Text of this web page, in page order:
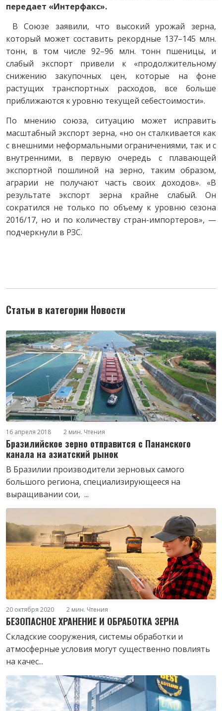
передает «Интерфакс».
В Союзе заявили, что высокий урожай зерна,
который может составить рекордные 137–145 млн.
тонн, в том числе 92–96 млн. тонн пшеницы, и
слабый экспорт привели к «продолжительному
снижению закупочных цен, которые на фоне
растущих транспортных расходов, все больше
приближаются к уровню текущей себестоимости».
По мнению союза, ситуацию может исправить
масштабный экспорт зерна, «но он сталкивается как
с внешними неформальными ограничениями, так и с
внутренними, в первую очередь с плавающей
экспортной пошлиной на зерно, таким образом,
аграрии не получают часть своих доходов». «В
результате экспорт зерна крайне слабый. Он
сократился не только по объему к уровню сезона
2016/17, но и по количеству стран-импортеров», —
подчеркнули в РЗС.
Статьи в категории Новости
16 апреля 2018 2 мин. Чтения
Бразилийское зерно отправится с Панамского
канала на азиатский рынок
В Бразилии производители зерновых самого
большого региона, специализирующееся на
выращивании сои, ...
20 октября 2020 2 мин. Чтения
БЕЗОПАСНОЕ ХРАНЕНИЕ И ОБРАБОТКА ЗЕРНА
Складские сооружения, системы обработки и
атмосферные условия могут существенно повлиять
на качес...